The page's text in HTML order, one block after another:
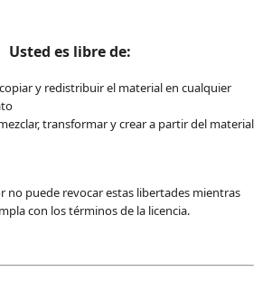
Usted es libre de:
y redistribuir el material en cualquier
transformar y crear a partir del material
no puede revocar estas libertades mientras
con los términos de la licencia.